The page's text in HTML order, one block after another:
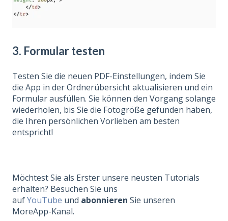
3. Formular testen
Testen Sie die neuen PDF-Einstellungen, indem Sie
die App in der Ordnerübersicht aktualisieren und ein
Formular ausfüllen. Sie können den Vorgang solange
wiederholen, bis Sie die Fotogröße gefunden haben,
die Ihren persönlichen Vorlieben am besten
entspricht!
Möchtest Sie als Erster unsere neusten Tutorials
erhalten? Besuchen Sie uns
aufYouTube und abonnieren Sie unseren
MoreApp-Kanal.